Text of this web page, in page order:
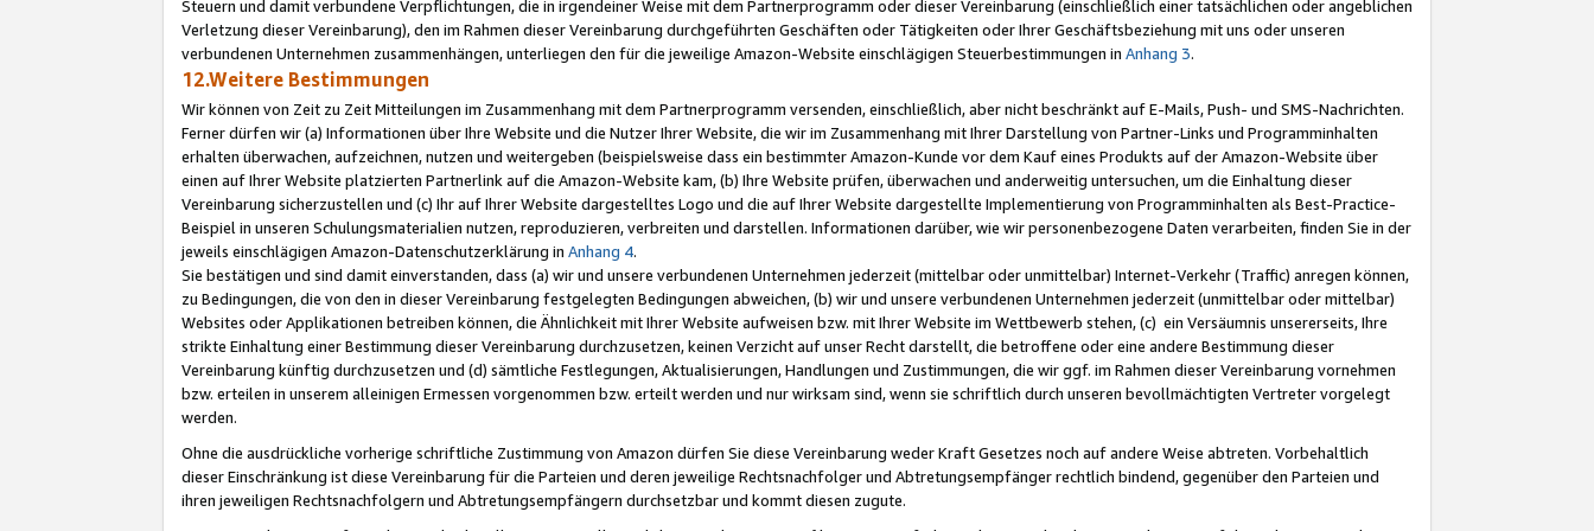
Steuern und damit verbundene Verpflichtungen, die in irgendeiner Weise mit dem Partnerprogramm oder dieser Vereinbarung (einschließlich einer tatsächlichen oder angeblichen
Verletzung dieser Vereinbarung), den im Rahmen dieser Vereinbarung durchgeführten Geschäften oder Tätigkeiten oder Ihrer Geschäftsbeziehung mit uns oder unseren
verbundenen Unternehmen zusammenhängen, unterliegen den für die jeweilige Amazon-Website einschlägigen Steuerbestimmungen in Anhang 3.
12.Weitere Bestimmungen
Wir können von Zeit zu Zeit Mitteilungen im Zusammenhang mit dem Partnerprogramm versenden, einschließlich, aber nicht beschränkt auf E-Mails, Push- und SMS-Nachrichten.
Ferner dürfen wir (a) Informationen über Ihre Website und die Nutzer Ihrer Website, die wir im Zusammenhang mit Ihrer Darstellung von Partner-Links und Programminhalten
erhalten überwachen, aufzeichnen, nutzen und weitergeben (beispielsweise dass ein bestimmter Amazon-Kunde vor dem Kauf eines Produkts auf der Amazon-Website über
einen auf Ihrer Website platzierten Partnerlink auf die Amazon-Website kam, (b) Ihre Website prüfen, überwachen und anderweitig untersuchen, um die Einhaltung dieser
Vereinbarung sicherzustellen und (c) Ihr auf Ihrer Website dargestelltes Logo und die auf Ihrer Website dargestellte Implementierung von Programminhalten als Best-Practice-
Beispiel in unseren Schulungsmaterialien nutzen, reproduzieren, verbreiten und darstellen. Informationen darüber, wie wir personenbezogene Daten verarbeiten, finden Sie in der
jeweils einschlägigen Amazon-Datenschutzerklärung in Anhang 4.
Sie bestätigen und sind damit einverstanden, dass (a) wir und unsere verbundenen Unternehmen jederzeit (mittelbar oder unmittelbar) Internet-Verkehr (Traffic) anregen können,
zu Bedingungen, die von den in dieser Vereinbarung festgelegten Bedingungen abweichen, (b) wir und unsere verbundenen Unternehmen jederzeit (unmittelbar oder mittelbar)
Websites oder Applikationen betreiben können, die Ähnlichkeit mit Ihrer Website aufweisen bzw. mit Ihrer Website im Wettbewerb stehen, (c) ein Versäumnis unsererseits, Ihre
strikte Einhaltung einer Bestimmung dieser Vereinbarung durchzusetzen, keinen Verzicht auf unser Recht darstellt, die betroffene oder eine andere Bestimmung dieser
Vereinbarung künftig durchzusetzen und (d) sämtliche Festlegungen, Aktualisierungen, Handlungen und Zustimmungen, die wir ggf. im Rahmen dieser Vereinbarung vornehmen
bzw. erteilen in unserem alleinigen Ermessen vorgenommen bzw. erteilt werden und nur wirksam sind, wenn sie schriftlich durch unseren bevollmächtigten Vertreter vorgelegt
werden.
Ohne die ausdrückliche vorherige schriftliche Zustimmung von Amazon dürfen Sie diese Vereinbarung weder Kraft Gesetzes noch auf andere Weise abtreten. Vorbehaltlich
dieser Einschränkung ist diese Vereinbarung für die Parteien und deren jeweilige Rechtsnachfolger und Abtretungsempfänger rechtlich bindend, gegenüber den Parteien und
ihren jeweiligen Rechtsnachfolgern und Abtretungsempfängern durchsetzbar und kommt diesen zugute.